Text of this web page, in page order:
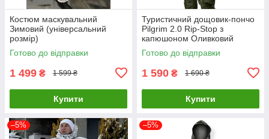
Костюм маскувальний
Зимовий (універсальний
розмір)
Готово до відправки
1 499 ₴ 1 599 ₴
Купити
Туристичний дощовик-пончо
Pilgrim 2.0 Rip-Stop з
капюшоном Оливковий
Готово до відправки
1 590 ₴ 1 690 ₴
Купити
–5% –5%